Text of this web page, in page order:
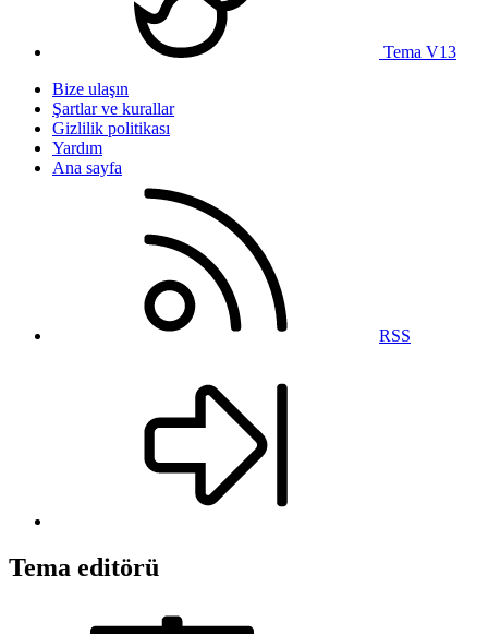
Tema V13
Bize ulaşın
Şartlar ve kurallar
Gizlilik politikası
Yardım
Ana sayfa
RSS
Tema editörü